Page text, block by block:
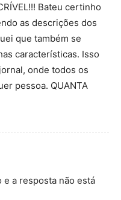
Bateu certinho
as descrições dos
que também se
características. Isso
onde todos os
pessoa. QUANTA
e a resposta não está